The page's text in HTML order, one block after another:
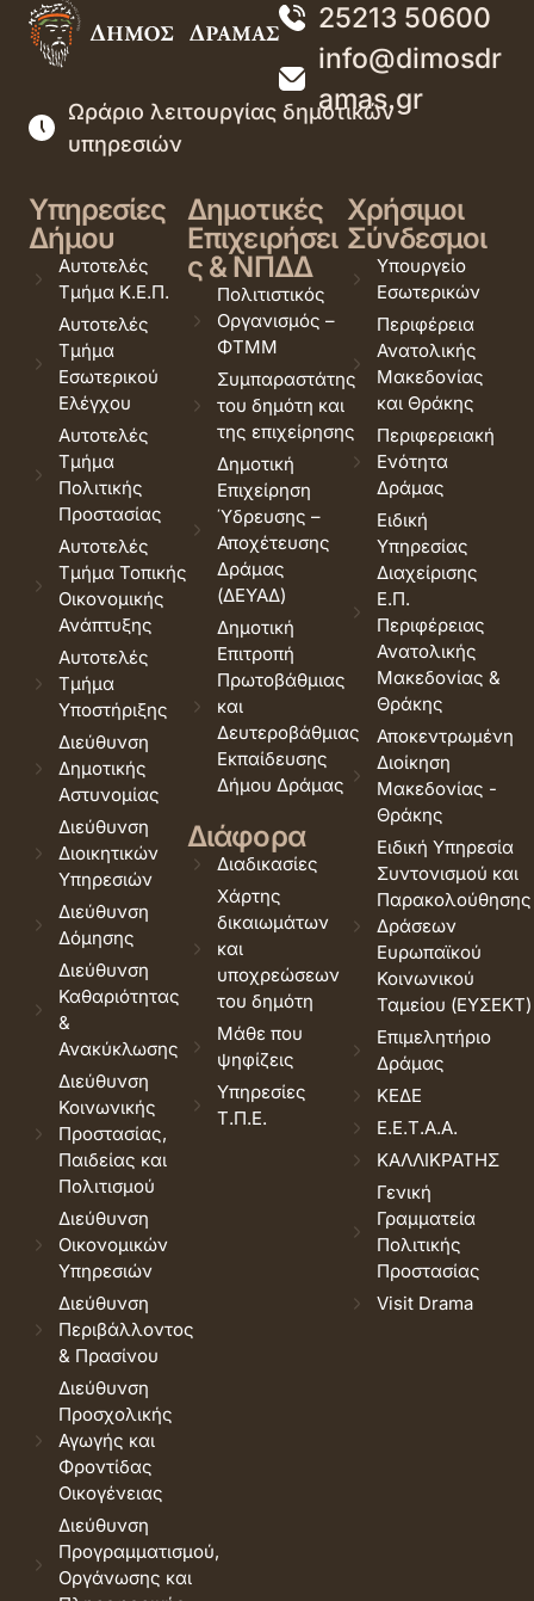
25213 50600
info@dimosdr
amas.gr
Ωράριο λειτουργίας δημοτικών
υπηρεσιών
Υπηρεσίες
Δήμου
Αυτοτελές
Τμήμα Κ.Ε.Π.
Αυτοτελές
Τμήμα
Εσωτερικού
Ελέγχου
Αυτοτελές
Τμήμα
Πολιτικής
Προστασίας
Αυτοτελές
Τμήμα Τοπικής
Οικονομικής
Ανάπτυξης
Αυτοτελές
Τμήμα
Υποστήριξης
Διεύθυνση
Δημοτικής
Αστυνομίας
Διεύθυνση
Διοικητικών
Υπηρεσιών
Διεύθυνση
Δόμησης
Διεύθυνση
Καθαριότητας
&
Ανακύκλωσης
Διεύθυνση
Κοινωνικής
Προστασίας,
Παιδείας και
Πολιτισμού
Διεύθυνση
Οικονομικών
Υπηρεσιών
Διεύθυνση
Περιβάλλοντος
& Πρασίνου
Διεύθυνση
Προσχολικής
Αγωγής και
Φροντίδας
Οικογένειας
Διεύθυνση
Προγραμματισμού,
Οργάνωσης και
Δημοτικές
Επιχειρήσει
ς & ΝΠΔΔ
Πολιτιστικός
Οργανισμός –
ΦΤΜΜ
Συμπαραστάτης
του δημότη και
της επιχείρησης
Δημοτική
Επιχείρηση
Ύδρευσης –
Αποχέτευσης
Δράμας
(ΔΕΥΑΔ)
Δημοτική
Επιτροπή
Πρωτοβάθμιας
και
Δευτεροβάθμιας
Εκπαίδευσης
Δήμου Δράμας
Διάφορα
Διαδικασίες
Χάρτης
δικαιωμάτων
και
υποχρεώσεων
του δημότη
Μάθε που
ψηφίζεις
Υπηρεσίες
Τ.Π.Ε.
Χρήσιμοι
Σύνδεσμοι
Υπουργείο
Εσωτερικών
Περιφέρεια
Ανατολικής
Μακεδονίας
και Θράκης
Περιφερειακή
Ενότητα
Δράμας
Ειδική
Υπηρεσίας
Διαχείρισης
Ε.Π.
Περιφέρειας
Ανατολικής
Μακεδονίας &
Θράκης
Αποκεντρωμένη
Διοίκηση
Μακεδονίας -
Θράκης
Ειδική Υπηρεσία
Συντονισμού και
Παρακολούθησης
Δράσεων
Ευρωπαϊκού
Κοινωνικού
Ταμείου (ΕΥΣΕΚΤ)
Επιμελητήριο
Δράμας
ΚΕΔΕ
Ε.Ε.Τ.Α.Α.
ΚΑΛΛΙΚΡΑΤΗΣ
Γενική
Γραμματεία
Πολιτικής
Προστασίας
Visit Drama